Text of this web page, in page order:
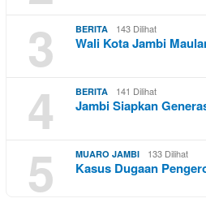
3 BERITA 143 Dilihat
Wali Kota Jambi
4 BERITA 141 Dilihat
Jambi Siapkan
5 MUARO JAMBI 133 Dilihat
Kasus Dugaan